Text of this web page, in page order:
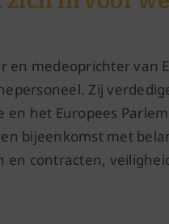
en medeoprichter van
Zij
en het Europees
bijeenkomst met
en contracten,